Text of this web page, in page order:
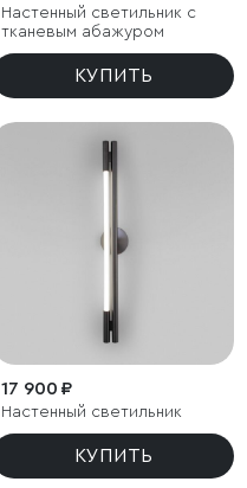
Настенный светильник с
тканевым абажуром
КУПИТЬ
17 900 ₽
Настенный светильник
КУПИТЬ